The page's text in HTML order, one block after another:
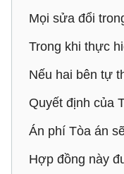
Mọi sửa đổi
Trong khi thực
Nếu hai bên tự
Quyết định của
Án phí Tòa án
Hợp đồng này